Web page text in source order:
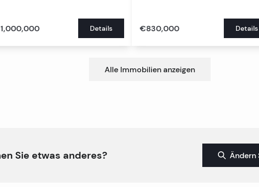
Details €830,000 Details
Alle Immobilien anzeigen
Sie etwas anderes? Ändern